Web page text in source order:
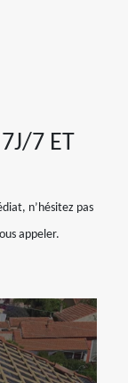
7 ET
n’hésitez pas
appeler.